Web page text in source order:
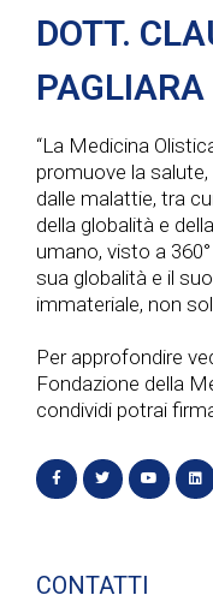
DOTT.
PAGLIARA
“La Medicina
promuove la salute,
dalle malattie, tra
della globalità e
umano, visto a
sua globalità e il
immateriale, non
Per approfondire
Fondazione della
condividi potrai
CONTATTI